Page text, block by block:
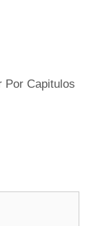
Por Capitulos